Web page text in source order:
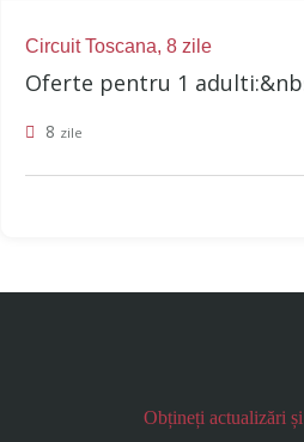
Circuit Toscana, 8 zile
Oferte pentru 1
8 zile
Obțineți actualizări